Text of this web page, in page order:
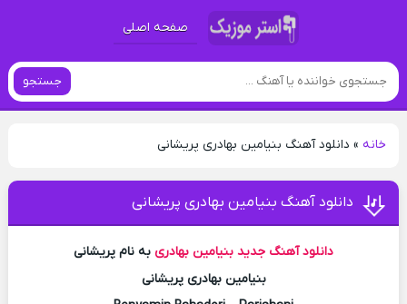
صفحه اصلی
جستجو
خانه» دانلود آهنگ بنیامین بهادری پریشانی
دانلود آهنگ بنیامین بهادری پریشانی
دانلود آهنگ جدید بنیامین بهادری به نام پریشانی
بنیامین بهادری پریشانی